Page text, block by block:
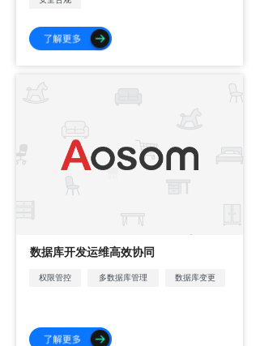
数据库开发运维高效协同
权限管控 多数据库管理 数据库变更